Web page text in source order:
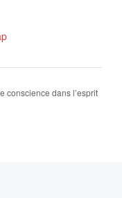
conscience dans l’esprit